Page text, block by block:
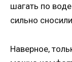
шагать по
сильно
Наверное,